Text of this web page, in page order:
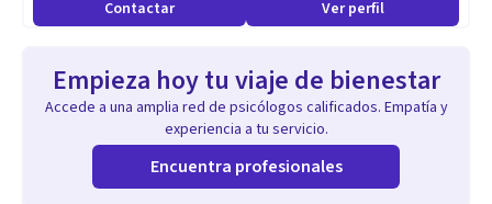
puedo ayudarte a recuperar la estabilidad de tu matrimonio.
adolescentes.
Contactar Ver perfil
Empieza hoy tu viaje de bienestar
Accede a una amplia red de psicólogos calificados. Empatía y
experiencia a tu servicio.
Encuentra profesionales